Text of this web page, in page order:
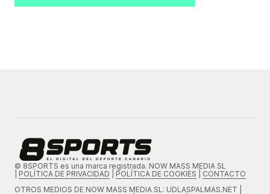
© 8SPORTS es una marca registrada. NOW MASS MEDIA SL
POLÍTICA DE PRIVACIDAD POLÍTICA DE COOKIES
CONTACTO
OTROS MEDIOS DE NOW MASS MEDIA SL: UDLASPALMAS.NET |